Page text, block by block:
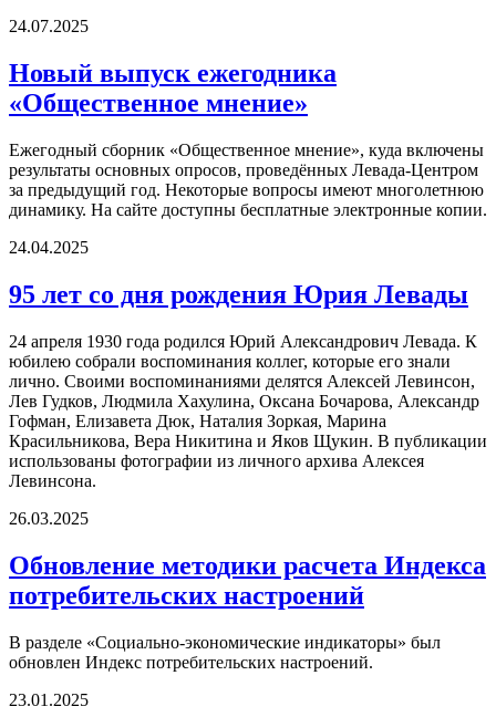
24.07.2025
Новый выпуск ежегодника
«Общественное мнение»
Ежегодный сборник «Общественное мнение», куда включены
результаты основных опросов, проведённых Левада-Центром
за предыдущий год. Некоторые вопросы имеют многолетнюю
динамику. На сайте доступны бесплатные электронные копии.
24.04.2025
95 лет со дня рождения Юрия Левады
24 апреля 1930 года родился Юрий Александрович Левада. К
юбилею собрали воспоминания коллег, которые его знали
лично. Своими воспоминаниями делятся Алексей Левинсон,
Лев Гудков, Людмила Хахулина, Оксана Бочарова, Александр
Гофман, Елизавета Дюк, Наталия Зоркая, Марина
Красильникова, Вера Никитина и Яков Щукин. В публикации
использованы фотографии из личного архива Алексея
Левинсона.
26.03.2025
Обновление методики расчета Индекса
потребительских настроений
В разделе «Социально-экономические индикаторы» был
обновлен Индекс потребительских настроений.
23.01.2025